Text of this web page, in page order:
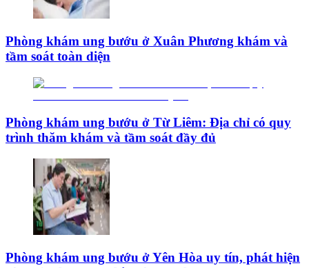
Phòng khám ung bướu ở Xuân Phương khám và
tầm soát toàn diện
Phòng khám ung bướu ở Từ Liêm: Địa chỉ có quy
trình thăm khám và tầm soát đầy đủ
Phòng khám ung bướu ở Yên Hòa uy tín, phát hiện